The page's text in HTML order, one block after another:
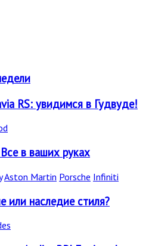
RS: увидимся в Гудвуде!
в ваших руках
Aston Martin Porsche Infiniti
или наследие стиля?